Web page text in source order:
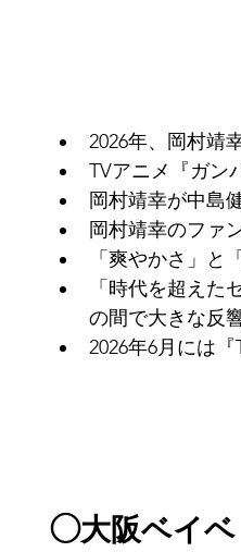
2026年、岡村靖
TVアニメ『ガン
岡村靖幸が中島
岡村靖幸のファ
「爽やかさ」
「時代を超え
の間で大きな反
2026年6月には
◯大阪ベイベ